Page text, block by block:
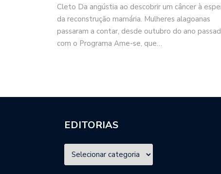
Cleto Da angústia ao descobrir um câncer à
da reconstrução mamária. Mulheres alagoanas
passaram a contar, desde outubro do ano
com o Programa Ame-se, que…
EDITORIAS